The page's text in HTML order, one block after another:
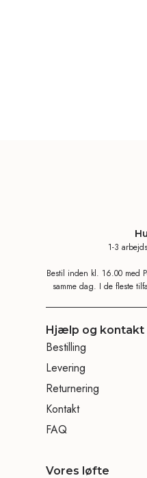
1-3
Bestil inden kl. 16.00 med
samme dag. I de fleste
Hjælp og kontakt
Bestilling
Levering
Returnering
Kontakt
FAQ
Vores løfte